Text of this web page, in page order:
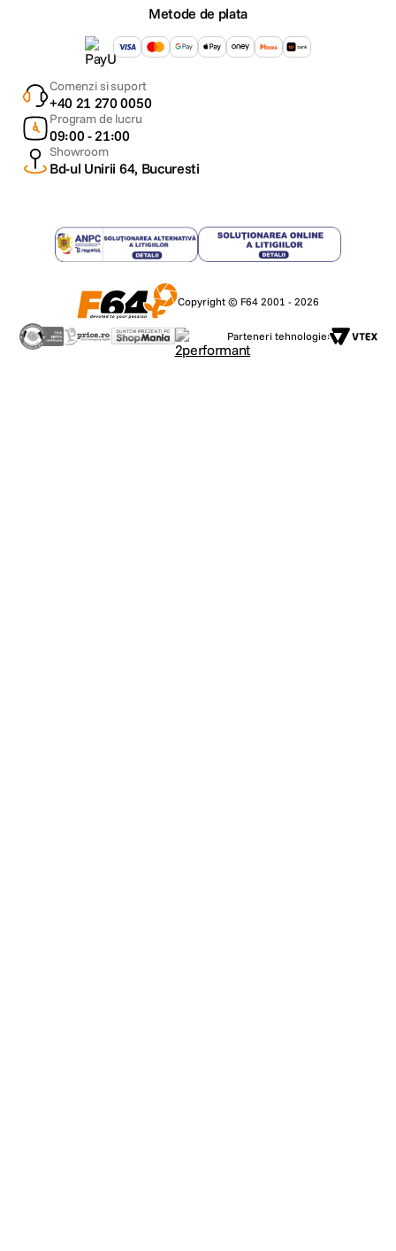
Metode de plata
Comenzi si suport
+40 21 270 0050
Program de lucru
09:00 - 21:00
Showroom
Bd-ul Unirii 64, Bucuresti
Copyright © F64 2001 - 2026
Parteneri tehnologie: